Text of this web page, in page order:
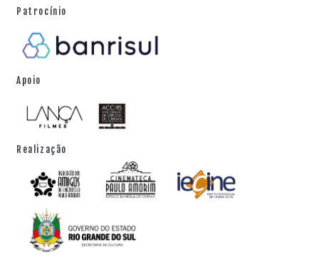
Patrocínio
Apoio
Realização